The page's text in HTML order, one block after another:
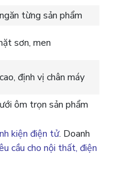
từng sản phẩm
sơn, men
định vị chân máy
ôm trọn sản phẩm
kiện điện tử. Doanh
cầu cho nội thất, điện